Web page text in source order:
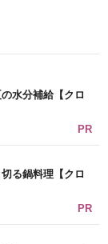
水分補給【クロ
PR
る鍋料理【クロ
PR